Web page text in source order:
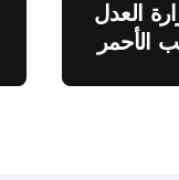
العدل
الأحمر